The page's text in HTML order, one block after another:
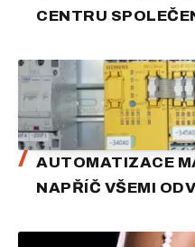
CENTRU
AUTOMATIZACE
NAPŘÍČ VŠEMI